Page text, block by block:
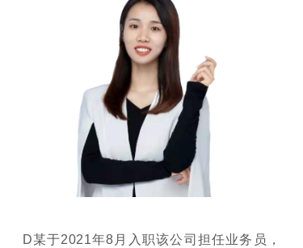
D某于2021年8月入职该公司担任业务员，